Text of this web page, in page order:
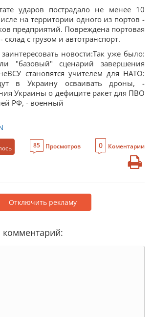
ударов пострадало не менее 10
на территории одного из портов -
предприятий. Повреждена портовая
склад с грузом и автотранспорт.
новости:Так уже было:
"базовый" сценарий завершения
становятся учителем для НАТО:
в Украину осваивать дроны, -
Украины о дефиците ракет для ПВО
РФ, - военный
85 Просмотров 0 Коментарии
Отключить рекламу